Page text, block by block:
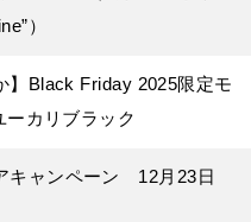
）
】Black Friday 2025限定モ
ーカリブラック
キャンペーン 12月23日